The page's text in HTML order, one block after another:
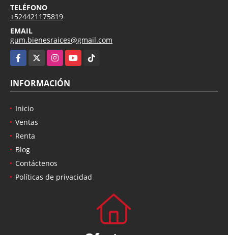
TELÉFONO
+524421175819
EMAIL
gum.bienesraices@gmail.com
Facebook
InstagramYouTubeTikTok
INFORMACIÓN
Inicio
Ventas
Renta
Blog
Contáctenos
Políticas de privacidad